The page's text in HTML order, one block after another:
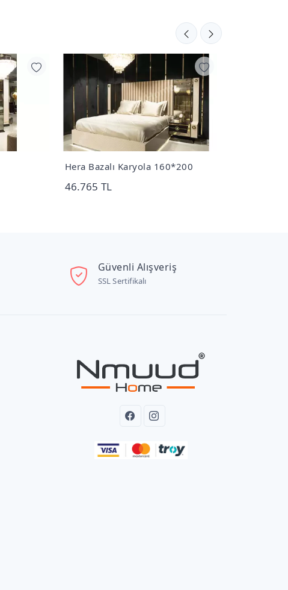
Hera Bazalı Karyola 160*200
46.765 TL
Güvenli Alışveriş
SSL Sertifikalı